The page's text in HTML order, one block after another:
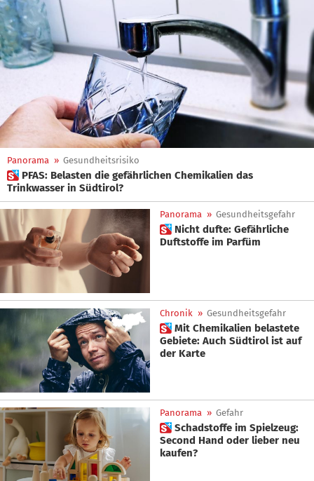
Panorama » Gesundheitsrisiko
 PFAS: Belasten die gefährlichen Chemikalien das
Trinkwasser in Südtirol?
Panorama » Gesundheitsgefahr
 Nicht dufte: Gefährliche
Duftstoffe im Parfüm
Chronik » Gesundheitsgefahr
 Mit Chemikalien belastete
Gebiete: Auch Südtirol ist auf
der Karte
Panorama » Gefahr
 Schadstoffe im Spielzeug:
Second Hand oder lieber neu
kaufen?